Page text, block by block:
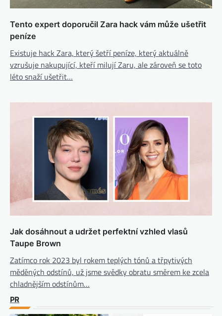
Tento expert doporučil Zara hack vám může ušetřit
peníze
Existuje hack Zara, který šetří peníze, který aktuálně
vzrušuje nakupující, kteří milují Zaru, ale zároveň se toto
léto snaží ušetřit…
Jak dosáhnout a udržet perfektní vzhled vlasů
Taupe Brown
Zatímco rok 2023 byl rokem teplých tónů a třpytivých
měděných odstínů, už jsme svědky obratu směrem ke zcela
chladnějším odstínům…
PR